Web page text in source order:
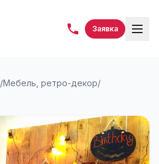
Заявка
/Мебель, ретро-декор/